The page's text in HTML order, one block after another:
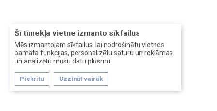
Šī tīmekļa vietne izmanto sīkfailus
Mēs izmantojam sīkfailus, lai nodrošinātu vietnes
pamata funkcijas, personalizētu saturu un reklāmas
un analizētu mūsu datu plūsmu.
Piekrītu Uzzināt vairāk